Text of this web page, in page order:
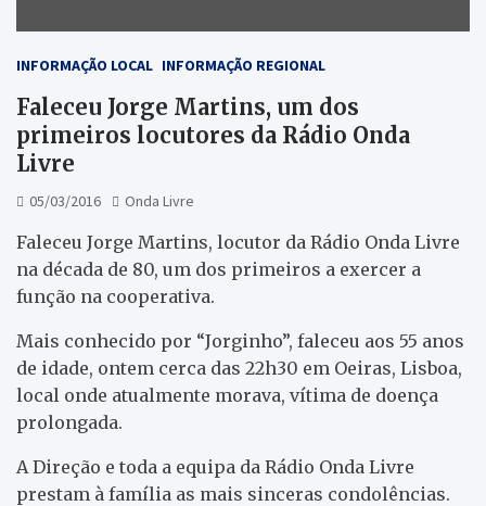
INFORMAÇÃO LOCAL INFORMAÇÃO REGIONAL
Faleceu Jorge Martins, um dos
primeiros locutores da Rádio Onda
Livre
05/03/2016 Onda Livre
Faleceu Jorge Martins, locutor da Rádio Onda Livre
na década de 80, um dos primeiros a exercer a
função na cooperativa.
Mais conhecido por “Jorginho”, faleceu aos 55 anos
de idade, ontem cerca das 22h30 em Oeiras, Lisboa,
local onde atualmente morava, vítima de doença
prolongada.
A Direção e toda a equipa da Rádio Onda Livre
prestam à família as mais sinceras condolências.